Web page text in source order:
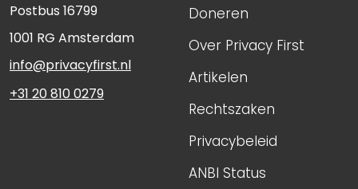
Postbus 16799
1001 RG Amsterdam
info@privacyfirst.nl
+31 20 810 0279
Doneren
Over Privacy First
Artikelen
Rechtszaken
Privacybeleid
ANBI Status